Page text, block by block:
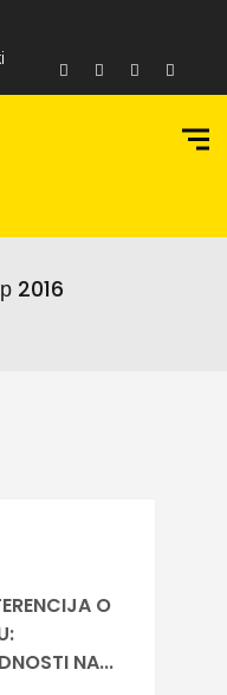
2016
O
NA...